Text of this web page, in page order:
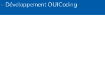
DéveloppementOUICoding